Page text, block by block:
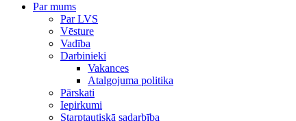
Par mums
Par LVS
Vēsture
Vadība
Darbinieki
Vakances
Atalgojuma politika
Pārskati
Iepirkumi
Starptautiskā sadarbība